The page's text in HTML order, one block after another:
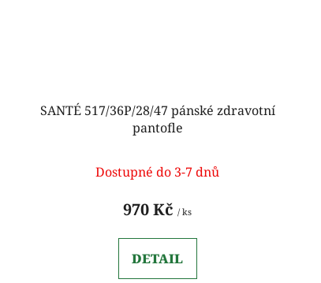
SANTÉ 517/36P/28/47 pánské zdravotní
pantofle
Dostupné do 3-7 dnů
970 Kč/ ks
DETAIL